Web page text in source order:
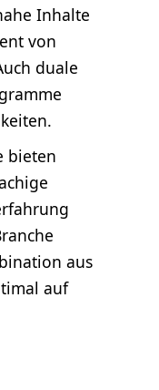
Inhalte
von
duale
bieten
aus
auf